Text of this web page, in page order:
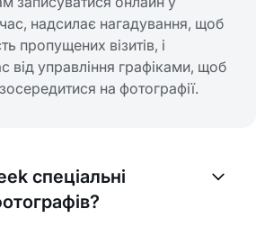
надсилає нагадування, щоб
пропущених візитів, і
від управління графіками, щоб
на фотографії.
спеціальні